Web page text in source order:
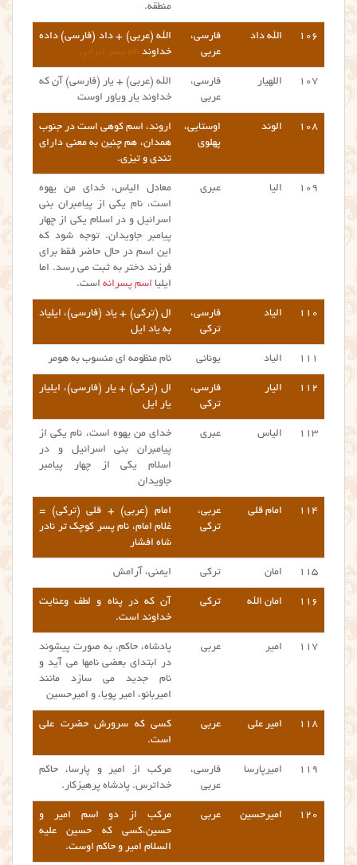
منطقه.
۱۰۶ الله داد
فارسی،
عربی
الله (عربی) + داد (فارسی) داده
خداوند
۱۰۷ اللهیار
فارسی،
عربی
الله (عربی) + یار (فارسی) آن که
خداوند یار ویاور اوست
۱۰۸ الوند
اوستایی،
پهلوی
اروند، اسم کوهی است در جنوب
همدان، هم چنین به معنی دارای
تندی و تیزی.
۱۰۹ الیا عبری
معادل الیاس، خدای من یهوه
است، نام یکی از پیامبران بنی
اسرائیل و در اسلام یکی از چهار
پیامبر جاویدان. توجه شود که
این اسم در حال حاضر فقط برای
فرزند دختر به ثبت می رسد. اما
ایلیا اسم پسرانه است.
۱۱۰ الیاد
فارسی،
ترکی
ال (ترکی) + یاد (فارسی)، ایلیاد
به یاد ایل
۱۱۱ الیاد یونانی نام منظومه ای منسوب به هومر
۱۱۲ الیار
فارسی،
ترکی
ال (ترکی) + یار (فارسی)، ایلیار
یار ایل
۱۱۳ الیاس عبری
خدای من یهوه است، نام یکی از
پیامبران بنی اسرائیل و در
اسلام یکی از چهار پیامبر
جاویدان
۱۱۴ امام قلی
عربی،
ترکی
امام (عربی) + قلی (ترکی) =
غلام امام، نام پسر کوچک تر نادر
شاه افشار
۱۱۵ امان ترکی ایمنی، آرامش
۱۱۶ امان الله ترکی
آن که در پناه و لطف وعنایت
خداوند است.
۱۱۷ امیر عربی
پادشاه، حاکم، به صورت پیشوند
در ابتدای بعضی نامها می آید و
نام جدید می سازد مانند
امیربانو، امیر پویا، و امیرحسین
۱۱۸ امیر علی عربی
کسی که سرورش حضرت علی
است.
۱۱۹ امیرپارسا
فارسی،
عربی
مرکب از امیر و پارسا، حاکم
خداترس. پادشاه پرهیزکار.
۱۲۰ امیرحسین عربی
مرکب از دو اسم امیر و
حسین،کسی که حسین علیه
السلام امیر و حاکم اوست.